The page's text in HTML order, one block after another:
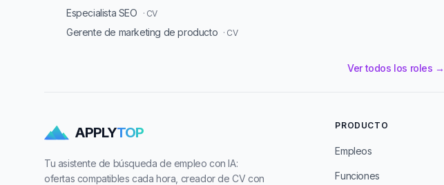
Especialista SEO · CV
Gerente de marketing de producto · CV
Ver todos los roles →
APPLYTOP
Tu asistente de búsqueda de empleo con IA:
ofertas compatibles cada hora, creador de CV con
PRODUCTO
Empleos
Funciones